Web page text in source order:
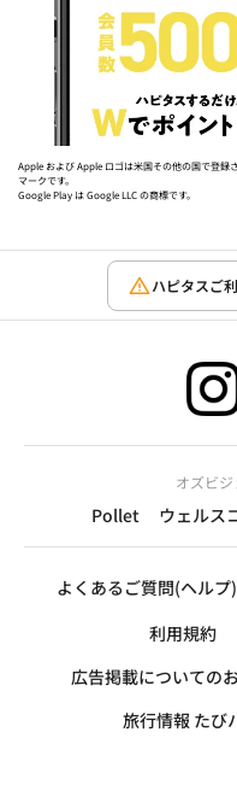
Apple および Apple ロゴは米国その他の国で登録
マークです。
Google Play は Google LLC の商標です。
ハピタスご
オズビ
Pollet ウェルス
よくあるご質問(ヘルプ)
利用規約
広告掲載についての
旅行情報 たび